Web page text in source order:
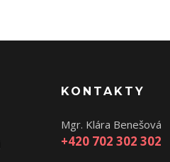
KONTAKTY
Mgr. Klára Benešová
+420 702 302 302